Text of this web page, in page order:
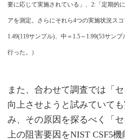
要に応じて実施されている」、2:「定期的
アを測定。さらにそれら4つの実施状況ス
1.49(119サンプル)、中＝1.5～1.99(53サン
行った。）
また、合わせて調査では「
向上させようと試みていて
み、その原因を探るべく「
上の阻害要因をNIST CSF5